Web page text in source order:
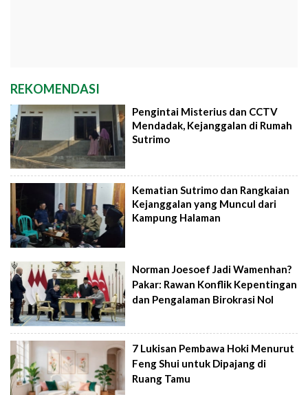
REKOMENDASI
Pengintai Misterius dan CCTV
Mendadak, Kejanggalan di Rumah
Sutrimo
Kematian Sutrimo dan Rangkaian
Kejanggalan yang Muncul dari
Kampung Halaman
Norman Joesoef Jadi Wamenhan?
Pakar: Rawan Konflik Kepentingan
dan Pengalaman Birokrasi Nol
7 Lukisan Pembawa Hoki Menurut
Feng Shui untuk Dipajang di
Ruang Tamu